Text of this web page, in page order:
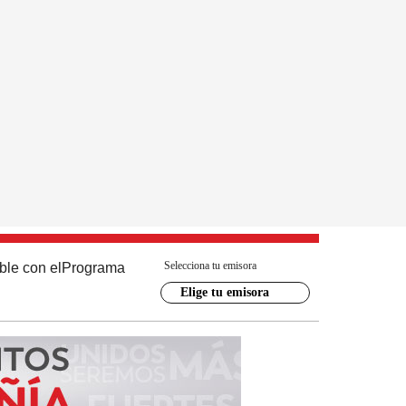
con el Programa Selecciona tu emisora
Elige tu emisora